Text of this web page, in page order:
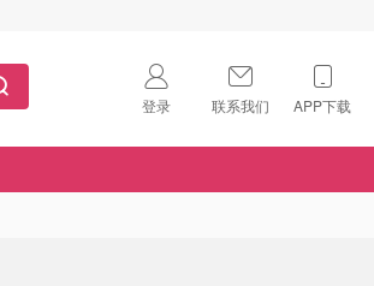
登录 联系我们 APP下载
🇺🇸